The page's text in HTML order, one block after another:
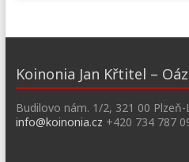
Koinonia Jan Křtitel –
Budilovo nám. 1/2, 321 00 Plzeň-
info@koinonia.cz +420 734 787